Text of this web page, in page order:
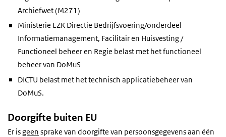
Archiefwet (M271)
Ministerie EZK Directie Bedrijfsvoering/onderdeel
Informatiemanagement, Facilitair en Huisvesting /
Functioneel beheer en Regie belast met het functioneel
beheer van DoMuS
DICTU belast met het technisch applicatiebeheer van
DoMuS.
Doorgifte buiten EU
Er isgeen sprake van doorgifte van persoonsgegevens aan één